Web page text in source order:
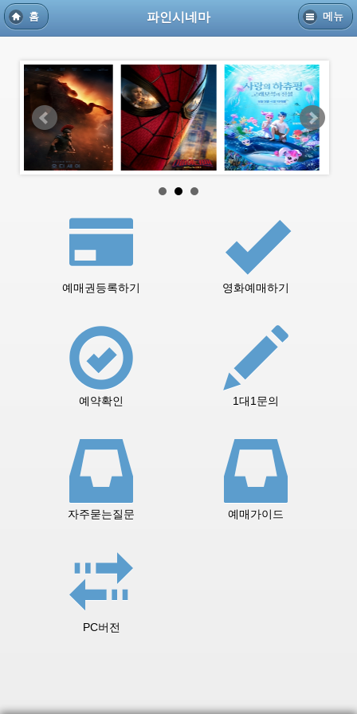
파인시네마
홈 메뉴
예매권등록하기 영화예매하기
예약확인 1대1문의
자주묻는질문 예매가이드
PC버전